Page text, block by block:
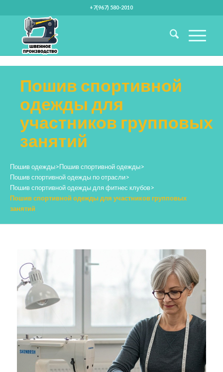
+7(967) 580-2010
Пошив спортивной
одежды для
участников групповых
занятий
Пошив одежды>Пошив спортивной одежды>
Пошив спортивной одежды по отрасли>
Пошив спортивной одежды для фитнес клубов>
Пошив спортивной одежды для участников групповых
занятий